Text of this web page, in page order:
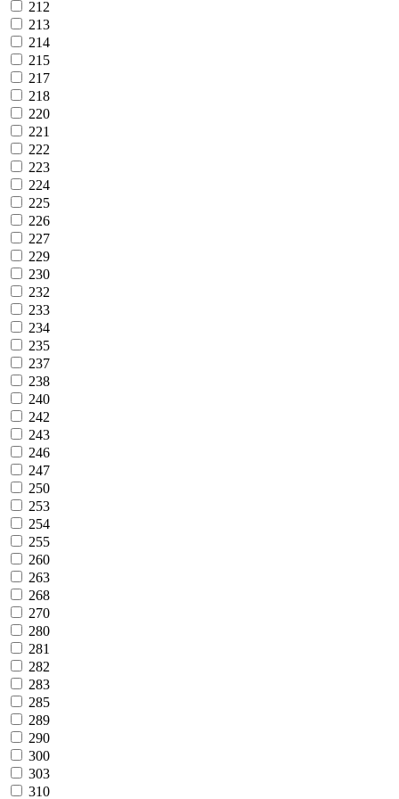
212
213
214
215
217
218
220
221
222
223
224
225
226
227
229
230
232
233
234
235
237
238
240
242
243
246
247
250
253
254
255
260
263
268
270
280
281
282
283
285
289
290
300
303
310